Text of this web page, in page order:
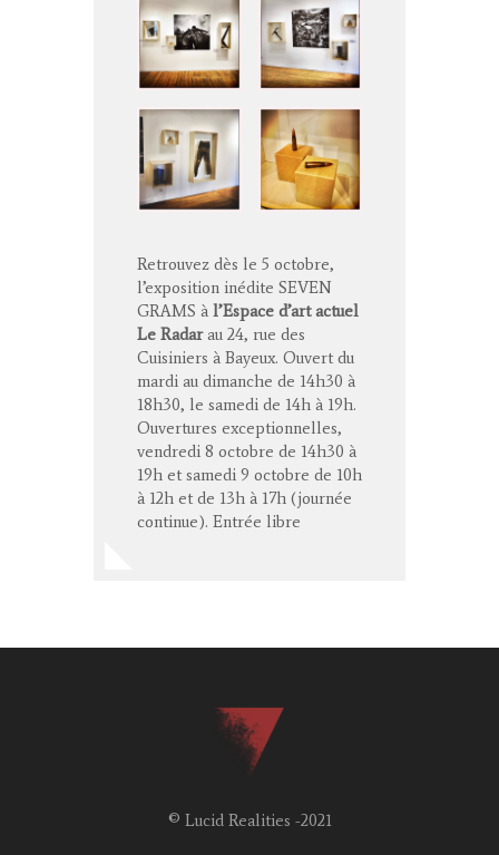
Retrouvez dès le 5 octobre,
l’exposition inédite SEVEN
GRAMS à l’Espace d’art actuel
Le Radarau 24, rue des
Cuisiniers à Bayeux. Ouvert du
mardi au dimanche de 14h30 à
18h30, le samedi de 14h à 19h.
Ouvertures exceptionnelles,
vendredi 8 octobre de 14h30 à
19h et samedi 9 octobre de 10h
à 12h et de 13h à 17h (journée
continue). Entrée libre
© Lucid Realities -2021